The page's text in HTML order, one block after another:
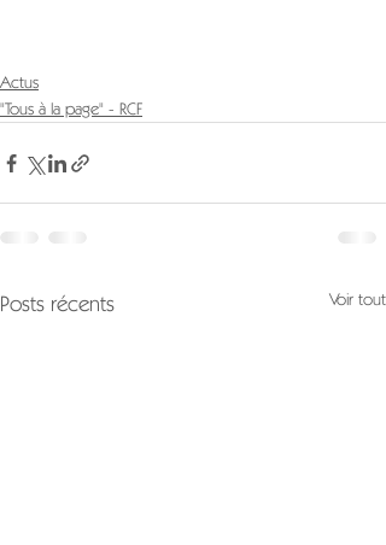
Actus
"Tous à la page" - RCF
Posts récents Voir tout